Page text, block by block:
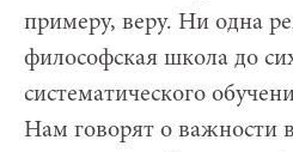
примеру, веру. Ни одна
философская школа до
систематического
Нам говорят о важности